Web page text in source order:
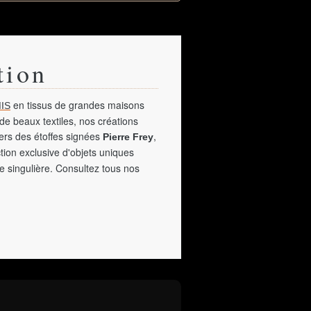
en tissus de grandes maisons
beaux textiles, nos créations
des étoffes signées Pierre Frey,
exclusive d'objets uniques
singulière. Consultez tous nos